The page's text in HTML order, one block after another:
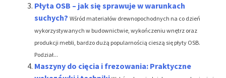
Płyta OSB – jak się sprawuje w warunkach
suchych? Wśród materiałów drewnopochodnych na co dzień
wykorzystywanych w budownictwie, wykończeniu wnętrz oraz
produkcji mebli, bardzo dużą popularnością cieszą się płyty OSB.
Podział...
Maszyny do cięcia i frezowania: Praktyczne